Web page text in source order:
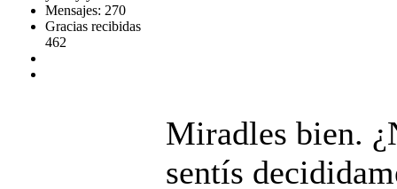
Mensajes: 270
Gracias recibidas
462
Miradles bien.
sentís